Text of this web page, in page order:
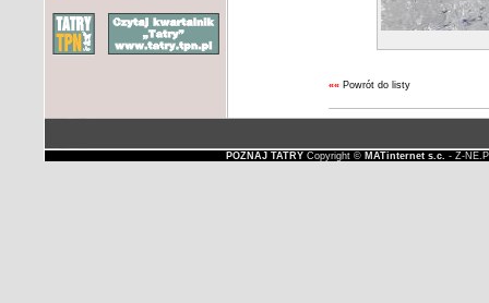
«« Powrót do listy
POZNAJ TATRYCopyright © MATinternet s.c. - Z-